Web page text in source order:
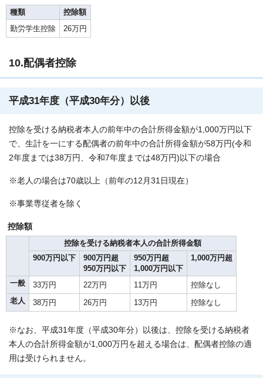
種類
控除額
勤労学生控除
26万円
10.配偶者控除
平成31年度（平成30年分）以後
控除を受ける納税者本人の前年中の合計所得金額が1,000万円以下
で、生計を一にする配偶者の前年中の合計所得金額が58万円(令和
2年度までは38万円、令和7年度までは48万円)以下の場合
※老人の場合は70歳以上（前年の12月31日現在）
※事業専従者を除く
控除額
控除を受ける納税者本人の合計所得金額
900万円以下
900万円超
950万円以下
950万円超
1,000万円以下
1,000万円超
一般 33万円 22万円 11万円
控除なし
老人
38万円 26万円 13万円 控除なし
※なお、平成31年度（平成30年分）以後は、控除を受ける納税者
本人の合計所得金額が1,000万円を超える場合は、配偶者控除の適
用は受けられません。